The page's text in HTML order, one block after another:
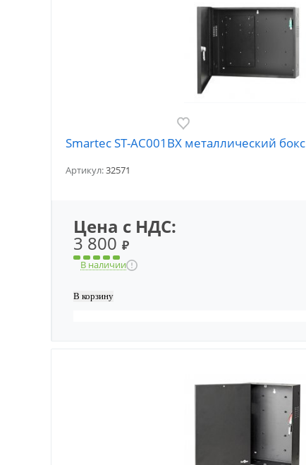
Smartec ST-AC001BX металлический бокс
Артикул:32571
Цена с НДС:
3 800₽
В наличии